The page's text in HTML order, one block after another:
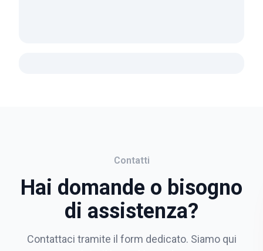
Contatti
Hai domande o bisogno
di assistenza?
Contattaci tramite il form dedicato. Siamo qui